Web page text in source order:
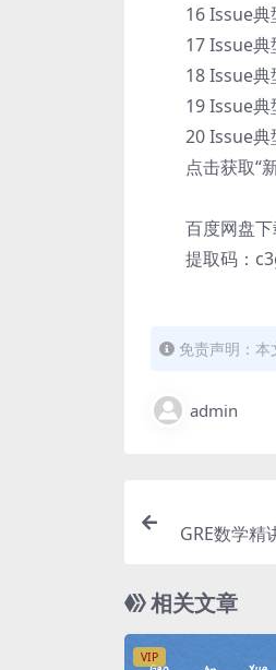
16 Issue典
17 Issue典
18 Issue典
19 Issue典
20 Issue典
点击获取“新
百度网盘下
提取码：
免责声明：本
admin
GRE数学精
相关文章
VIP